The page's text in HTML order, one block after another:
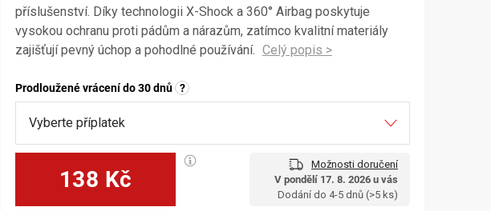
příslušenství. Díky technologii X-Shock a 360° Airbag poskytuje
vysokou ochranu proti pádům a nárazům, zatímco kvalitní materiály
zajišťují pevný úchop a pohodlné používání.
Prodloužené vrácení do 30 dnů ?
138 Kč
Možnosti doručení
V pondělí 17. 8. 2026 u vás
Dodání do 4-5 dnů (>5 ks)